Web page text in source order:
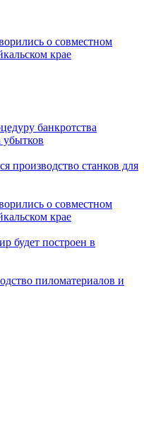
о совместном
крае
банкротства
убытков
производство станков для
о совместном
крае
будет построен в
пиломатериалов и